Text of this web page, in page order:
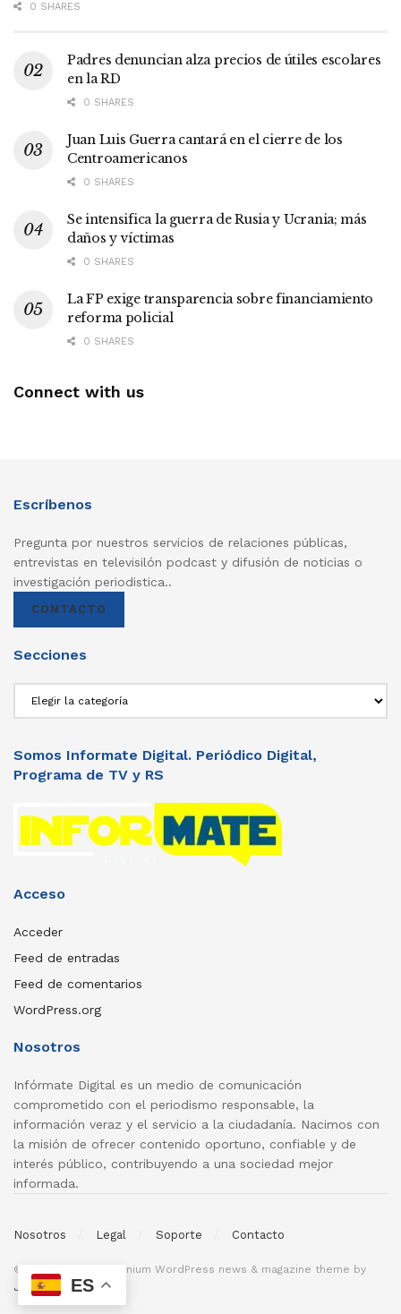
0 SHARES
Padres denuncian alza precios de útiles escolares
en la RD
0 SHARES
Juan Luis Guerra cantará en el cierre de los
Centroamericanos
0 SHARES
Se intensifica la guerra de Rusia y Ucrania; más
daños y víctimas
0 SHARES
La FP exige transparencia sobre financiamiento
reforma policial
0 SHARES
Connect with us
Escríbenos
Pregunta por nuestros servicios de relaciones públicas,
entrevistas en televisilón podcast y difusión de noticias o
investigación periodistica..
CONTACTO
Secciones
Somos Informate Digital. Periódico Digital,
Programa de TV y RS
Acceso
Acceder
Feed de entradas
Feed de comentarios
WordPress.org
Nosotros
Infórmate Digital es un medio de comunicación
comprometido con el periodismo responsable, la
información veraz y el servicio a la ciudadanía. Nacimos con
la misión de ofrecer contenido oportuno, confiable y de
interés público, contribuyendo a una sociedad mejor
informada.
Nosotros Legal Soporte Contacto
© 2026
- Premium WordPress news & magazine theme by
Jegtheme
ES